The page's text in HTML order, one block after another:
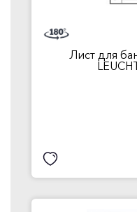
Лист для